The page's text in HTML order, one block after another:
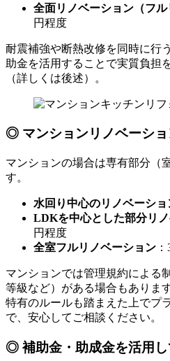
全面リノベーション（フル
円程度
耐震補強や断熱改修を同時に行
助金を活用することで実質負担
（詳しくは後述）。
◎ マンションリノベーシ
マンションの場合は専有部分（
す。
水回り中心のリノベーショ
LDKを中心とした部分リ
円程度
全室フルリノベーション
マンションでは管理規約による
等級など）がある場合もありま
特有のルールも踏まえた上でプ
で、安心してご相談ください。
◎ 補助金・助成金を活用